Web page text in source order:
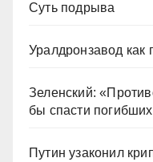
Суть подрыва
Уралдронзавод как
Зеленский:
бы спасти
Путин узаконил